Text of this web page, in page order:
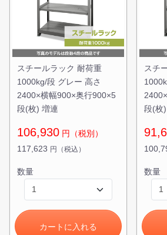
スチールラック 耐荷重
1000kg/段 グレー 高さ
2400×横幅900×奥行900×5
段(枚) 増連
106,930 円（税別）
117,623 円（税込）
数量
カートに入れる
スチ
段(枚
数量
お買い物を続ける